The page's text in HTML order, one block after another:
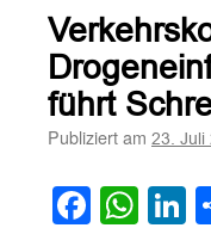
führt
Publiziert am 23. Juli